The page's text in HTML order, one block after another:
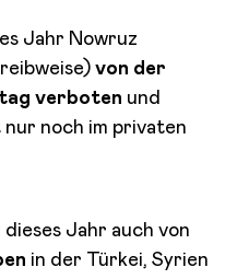
Jahr Nowruz
von der
verboten und
noch im privaten
Jahr auch von
in der Türkei, Syrien